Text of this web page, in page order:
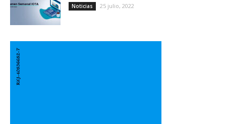
Noticias 25 julio, 2022